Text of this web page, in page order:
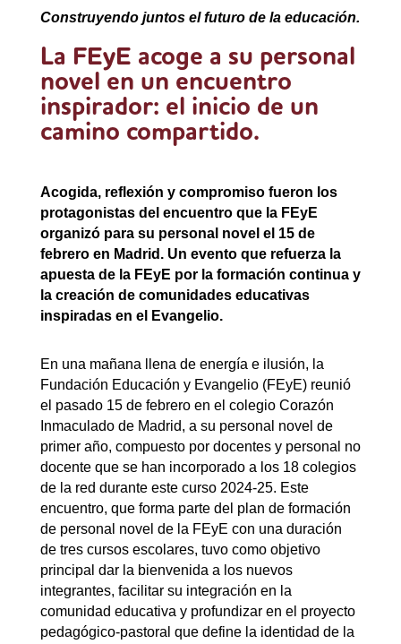
Construyendo juntos el futuro de la educación.
La FEyE acoge a su personal
novel en un encuentro
inspirador: el inicio de un
camino compartido.
Acogida, reflexión y compromiso fueron los
protagonistas del encuentro que la FEyE
organizó para su personal novel el 15 de
febrero en Madrid. Un evento que refuerza la
apuesta de la FEyE por la formación continua y
la creación de comunidades educativas
inspiradas en el Evangelio.
En una mañana llena de energía e ilusión, la
Fundación Educación y Evangelio (FEyE) reunió
el pasado 15 de febrero en el colegio Corazón
Inmaculado de Madrid, a su personal novel de
primer año, compuesto por docentes y personal no
docente que se han incorporado a los 18 colegios
de la red durante este curso 2024-25. Este
encuentro, que forma parte del plan de formación
de personal novel de la FEyE con una duración
de tres cursos escolares, tuvo como objetivo
principal dar la bienvenida a los nuevos
integrantes, facilitar su integración en la
comunidad educativa y profundizar en el proyecto
pedagógico-pastoral que define la identidad de la